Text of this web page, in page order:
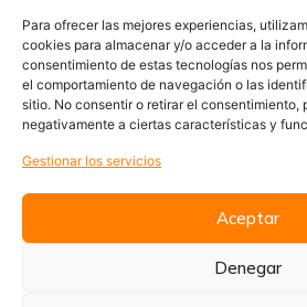
Para ofrecer las mejores experiencias,
cookies para almacenar y/o acceder a la
consentimiento de estas tecnologías nos
el comportamiento de navegación o las
sitio. No consentir o retirar el consentimiento,
negativamente a ciertas características y
Gestionar los servicios
Aceptar
Denegar
Aviso Legal
Privacidad
Cookies